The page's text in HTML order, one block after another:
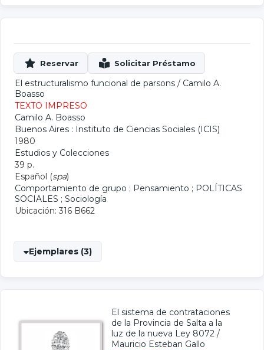
El estructuralismo funcional de parsons / Camilo A.
Boasso
TEXTO IMPRESO
Camilo A. Boasso
Buenos Aires : Instituto de Ciencias Sociales (ICIS)
1980
Estudios y Colecciones
39 p.
Español (spa)
Comportamiento de grupo ; Pensamiento ; POLÍTICAS
SOCIALES ; Sociología
Ubicación: 316 B662
Ejemplares (3)
El sistema de contrataciones
de la Provincia de Salta a la
luz de la nueva Ley 8072 /
Mauricio Esteban Gallo